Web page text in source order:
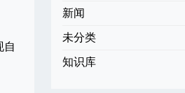
自
新闻
未分类
知识库